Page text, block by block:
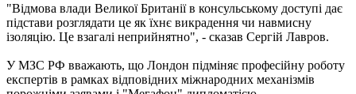
"Відмова влади Великої Британії в консульському доступі дає
підстави розглядати це як їхнє викрадення чи навмисну ​​
ізоляцію. Це взагалі неприйнятно", - сказав Сергій Лавров.
У МЗС РФ вважають, що Лондон підміняє професійну роботу
експертів в рамках відповідних міжнародних механізмів